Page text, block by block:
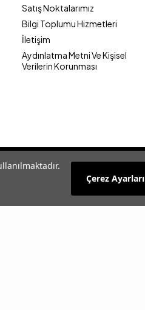
Çerez Ayarları
Satış Noktalarımız
Bilgi Toplumu Hizmetleri
İletişim
Aydınlatma Metni Ve Kişisel
Verilerin Korunması